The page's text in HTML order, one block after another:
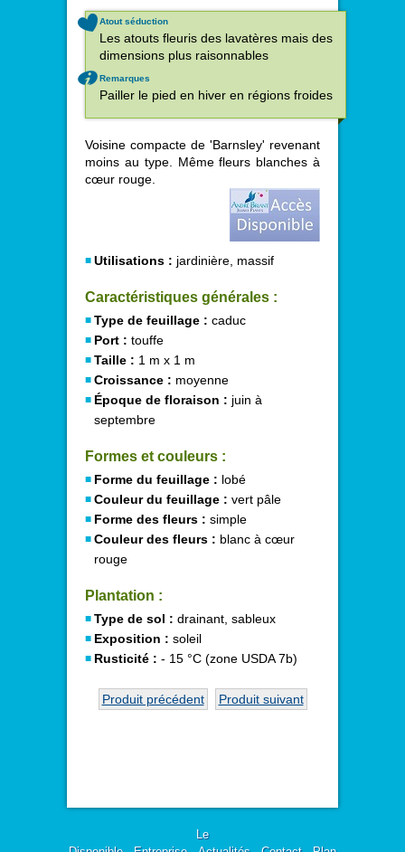
Atout séduction
Les atouts fleuris des lavatères mais des
dimensions plus raisonnables
Remarques
Pailler le pied en hiver en régions froides
Voisine compacte de 'Barnsley' revenant
moins au type. Même fleurs blanches à
cœur rouge.
Utilisations : jardinière, massif
Caractéristiques générales :
Type de feuillage : caduc
Port : touffe
Taille : 1 m x 1 m
Croissance : moyenne
Époque de floraison : juin à
septembre
Formes et couleurs :
Forme du feuillage : lobé
Couleur du feuillage : vert pâle
Forme des fleurs : simple
Couleur des fleurs : blanc à cœur
rouge
Plantation :
Type de sol : drainant, sableux
Exposition : soleil
Rusticité : - 15 °C (zone USDA 7b)
Produit précédent Produit suivant
Le